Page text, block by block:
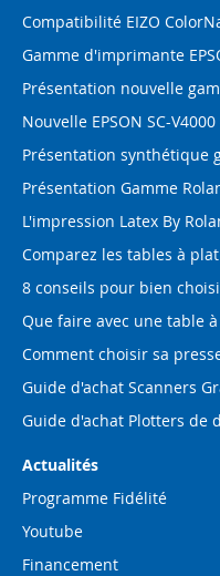
Compatibilité EIZO
Gamme d'imprimante
Présentation nouvelle
Nouvelle EPSON SC-
Présentation synthétique
Présentation Gamme
L'impression Latex By
Comparez les tables à plat
8 conseils pour bien
Que faire avec une table à
Comment choisir sa
Guide d'achat Scanners
Guide d'achat Plotters de
Actualités
Programme Fidélité
Youtube
Financement